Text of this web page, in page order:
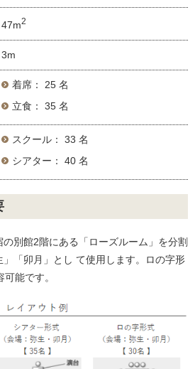
47m2
3m
着席： 25 名
立食： 35 名
スクール： 33 名
シアター： 40 名
別館2階にある「ローズルーム」を分割
」「卯月」とし て使用します。ロの字形
能です。